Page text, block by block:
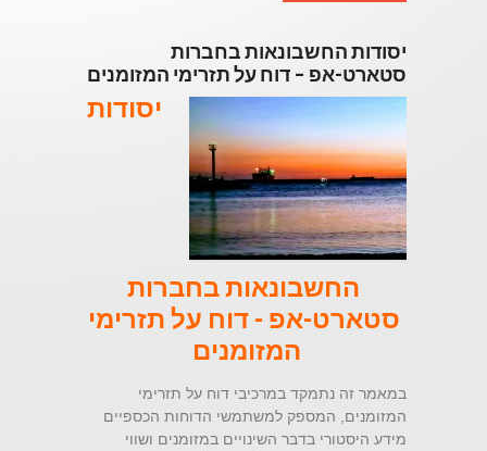
יסודות החשבונאות בחברות
סטארט-אפ – דוח על תזרימי המזומנים
יסודות
החשבונאות בחברות
סטארט-אפ - דוח על תזרימי
המזומנים
במאמר זה נתמקד במרכיבי דוח על תזרימי
המזומנים, המספק למשתמשי הדוחות הכספיים
מידע היסטורי בדבר השינויים במזומנים ושווי